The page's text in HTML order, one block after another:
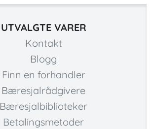
UTVALGTE VARER
Kontakt
Blogg
Finn en forhandler
Bæresjalrådgivere
Bæresjalbiblioteker
Betalingsmetoder